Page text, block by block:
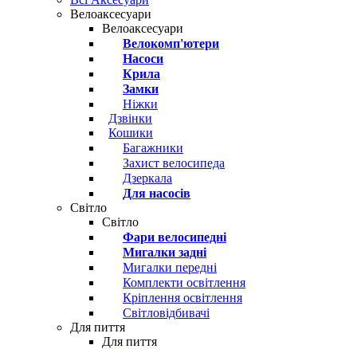
Велоаксесуари
Велоаксесуари
Велокомп'ютери
Насоси
Крила
Замки
Ніжки
Дзвінки
Кошики
Багажники
Захист велосипеда
Дзеркала
Для насосів
Світло
Світло
Фари велосипедні
Мигалки задні
Мигалки передні
Комплекти освітлення
Кріплення освітлення
Світловідбивачі
Для пиття
Для пиття